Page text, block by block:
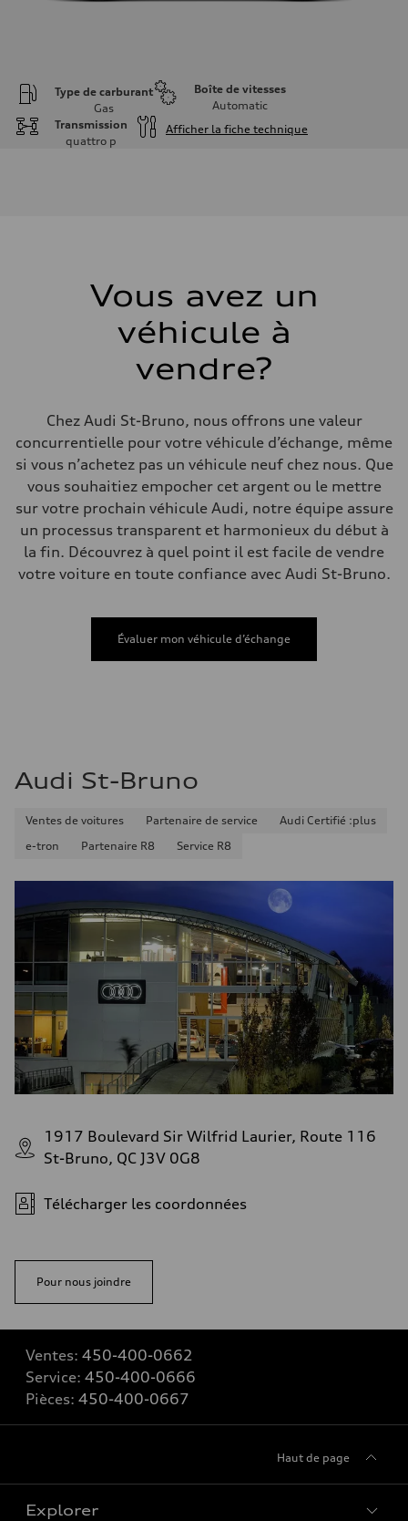
Type de carburant
Gas
Boîte de vitesses
Automatic
Transmission
quattro p
Afficher la fiche technique
Transmission
7-speed S tronic dual-clutch automatic and quattro all-wheel drive
Système de freinage
—
Direction
Electromechanical power steering with speed-dependent assistance
Poids
Poids à vide
—
Poids brut admissible
Volumes
Réservoir de carburant (approx.)
Vitesse de pointe
9.7 l/100 km
Consommation combinée
8.5 l/100 km
Vous avez un
véhicule à
vendre?
Chez Audi St-Bruno, nous offrons une valeur
concurrentielle pour votre véhicule d’échange, même
si vous n’achetez pas un véhicule neuf chez nous. Que
vous souhaitiez empocher cet argent ou le mettre
sur votre prochain véhicule Audi, notre équipe assure
un processus transparent et harmonieux du début à
la fin. Découvrez à quel point il est facile de vendre
votre voiture en toute confiance avec Audi St-Bruno.
Évaluer mon véhicule d’échange
Audi St-Bruno
Ventes de voitures Partenaire de service
Audi Certifié :plus
e-tron
Partenaire R8 Service R8
1917 Boulevard Sir Wilfrid Laurier, Route 116
St-Bruno, QC J3V 0G8
Télécharger les coordonnées
Pour nous joindre
Ventes: 450-400-0662
Service: 450-400-0666
Pièces: 450-400-0667
Haut de page
Explorer